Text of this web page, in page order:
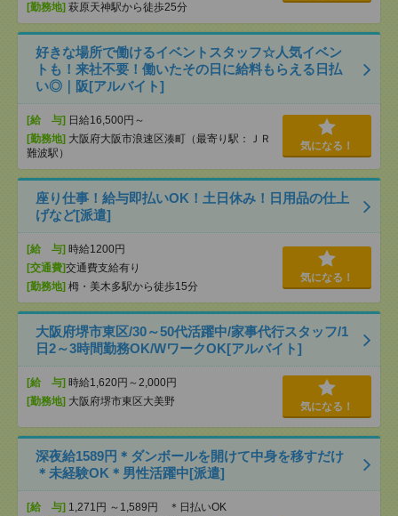
[勤務地] 萩原天神駅から徒歩25分
好きな場所で働けるイベントスタッフ☆人気イベン
トも！来社不要！働いたその日に給料もらえる日払
い◎｜阪[アルバイト]
[給 与] 日給16,500円～
[勤務地] 大阪府大阪市浪速区湊町（最寄り駅：ＪＲ
難波駅）
気になる！
座り仕事！給与即払いOK！土日休み！日用品の仕上
げなど[派遣]
[給 与] 時給1200円
[交通費]交通費支給有り
[勤務地] 栂・美木多駅から徒歩15分
気になる！
大阪府堺市東区/30～50代活躍中/家事代行スタッフ/1
日2～3時間勤務OK/WワークOK[アルバイト]
[給 与] 時給1,620円～2,000円
[勤務地] 大阪府堺市東区大美野 気になる！
深夜給1589円＊ダンボールを開けて中身を移すだけ
＊未経験OK＊男性活躍中[派遣]
[給 与] 1,271円 ～1,589円 ＊日払いOK